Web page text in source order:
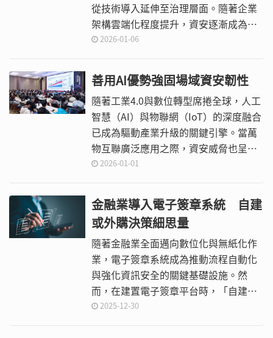
從技術導入延伸至治理層面。隨著企業
架構雲端化程度提升，資安逐漸成為支
持營運韌性、災後復原與法規遵循的核
色的調整。
2026-01-06
善用AI優勢強固場域資安韌性
隨著工業4.0與數位轉型席捲全球，人工
智慧（AI）與物聯網（IoT）的深度融合
已成為驅動產業升級的關鍵引擎。當萬
物互聯廣泛應用之際，資安威脅也呈指
數級成長。
2026-01-01
金融業導入電子簽章系統 自建
或外購決策細思量
隨著金融業全面邁向數位化與無紙化作
業，電子簽章系統成為推動流程自動化
與強化資訊安全的關鍵基礎設施。然
而，在建置電子簽章平台時，「自建」
或「採用現有廠商方案」往往是一項重
2025-12-30